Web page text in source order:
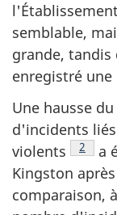
semblable,
grande,
enregistré
Une hausse
d'incidents
violents
Note
2
a
Kingston
comparaison,